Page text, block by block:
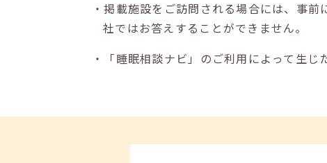
・掲載施設をご訪問される場合には、事
社ではお答えすることができません。
・「睡眠相談ナビ」のご利用によって生